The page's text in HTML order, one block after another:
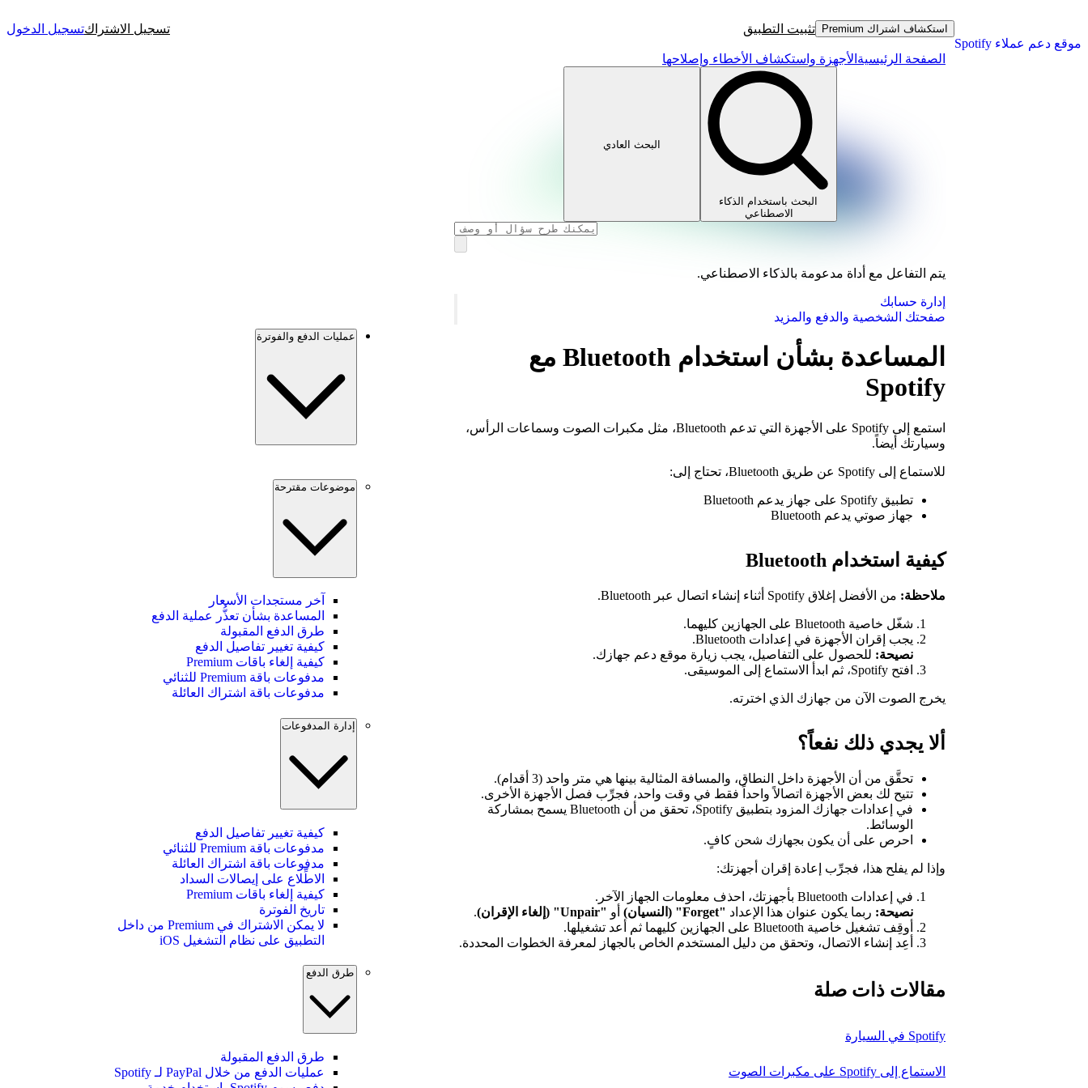
موقع دعم عملاء Spotify
استكشاف اشتراك Premium تثبيت التطبيق تسجيل الاشتراكتسجيل الدخول
الصفحة الرئيسية الأجهزة واستكشاف الأخطاء وإصلاحها
البحث باستخدام الذكاء
الاصطناعي
البحث العادي
يتم التفاعل مع أداة مدعومة بالذكاء الاصطناعي.
إدارة حسابك
صفحتك الشخصية والدفع والمزيد
المساعدة بشأن استخدام Bluetooth مع
Spotify
استمع إلى Spotify على الأجهزة التي تدعم Bluetooth، مثل مكبرات الصوت وسماعات الرأس،
وسيارتك أيضاً.
للاستماع إلى Spotify عن طريق Bluetooth، تحتاج إلى:
تطبيق Spotify على جهاز يدعم Bluetooth
جهاز صوتي يدعم Bluetooth
كيفية استخدام Bluetooth
ملاحظة: من الأفضل إغلاق Spotify أثناء إنشاء اتصال عبر Bluetooth.
شغّل خاصية Bluetooth على الجهازين كليهما.
يجب إقران الأجهزة في إعدادات Bluetooth.
نصيحة: للحصول على التفاصيل، يجب زيارة موقع دعم جهازك.
افتح Spotify، ثم ابدأ الاستماع إلى الموسيقى.
يخرج الصوت الآن من جهازك الذي اخترته.
ألا يجدي ذلك نفعاً؟
تحقَّق من أن الأجهزة داخل النطاق، والمسافة المثالية بينها هي متر واحد (3 أقدام).
تتيح لك بعض الأجهزة اتصالاً واحداً فقط في وقت واحد، فجرِّب فصل الأجهزة الأخرى.
في إعدادات جهازك المزود بتطبيق Spotify، تحقق من أن Bluetooth يسمح بمشاركة
الوسائط.
احرص على أن يكون بجهازك شحن كافٍ.
وإذا لم يفلح هذا، فجرِّب إعادة إقران أجهزتك:
في إعدادات Bluetooth بأجهزتك، احذف معلومات الجهاز الآخر.
نصيحة: ربما يكون عنوان هذا الإعداد "Forget" (النسيان) أو "Unpair" (إلغاء الإقران)
.
أوقِف تشغيل خاصية Bluetooth على الجهازين كليهما ثم أعد تشغيلها.
أعِد إنشاء الاتصال، وتحقق من دليل المستخدم الخاص بالجهاز لمعرفة الخطوات المحددة.
مقالات ذات صلة
Spotify في السيارة
الاستماع إلى Spotify على مكبرات الصوت
عمليات الدفع والفوترة
موضوعات مقترحة
آخر مستجدات الأسعار
المساعدة بشأن تعذُّر عملية الدفع
طرق الدفع المقبولة
كيفية تغيير تفاصيل الدفع
كيفية إلغاء باقات Premium
مدفوعات باقة Premium للثنائي
مدفوعات باقة اشتراك العائلة
إدارة المدفوعات
كيفية تغيير تفاصيل الدفع
مدفوعات باقة Premium للثنائي
مدفوعات باقة اشتراك العائلة
الاطِّلاع على إيصالات السداد
كيفية إلغاء باقات Premium
تاريخ الفوترة
لا يمكن الاشتراك في Premium من داخل
التطبيق على نظام التشغيل iOS
طرق الدفع
طرق الدفع المقبولة
عمليات الدفع من خلال PayPal لـ Spotify